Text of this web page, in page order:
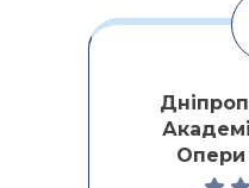
Опери